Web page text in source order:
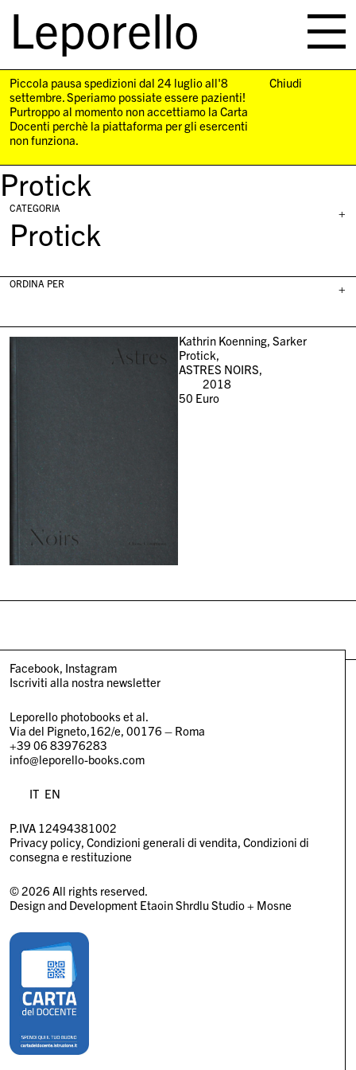
Leporello
navigation
Piccola pausa spedizioni dal 24 luglio all'8
settembre. Speriamo possiate essere pazienti!
Purtroppo al momento non accettiamo la Carta
Docenti perchè la piattaforma per gli esercenti
non funziona.
Chiudi
Protick
+
CATEGORIA
Protick
+
ORDINA PER
Kathrin Koenning, Sarker
Protick,
ASTRES NOIRS,
2018
50 Euro
Facebook Instagram
Iscriviti alla nostra newsletter
Leporello photobooks et al.
Via del Pigneto,162/e, 00176 – Roma
+39 06 83976283
info@leporello-books.com
IT EN
P.IVA 12494381002
Privacy policy Condizioni generali di vendita Condizioni di
consegna e restituzione
© 2026 All rights reserved.
Design and Development Etaoin Shrdlu Studio+ Mosne